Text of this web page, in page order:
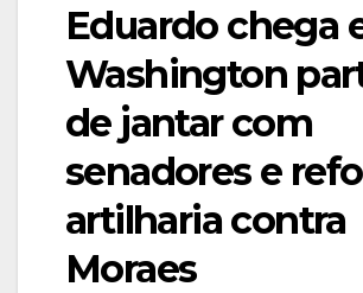
Eduardo chega
Washington
de jantar com
senadores e
artilharia contra
Moraes